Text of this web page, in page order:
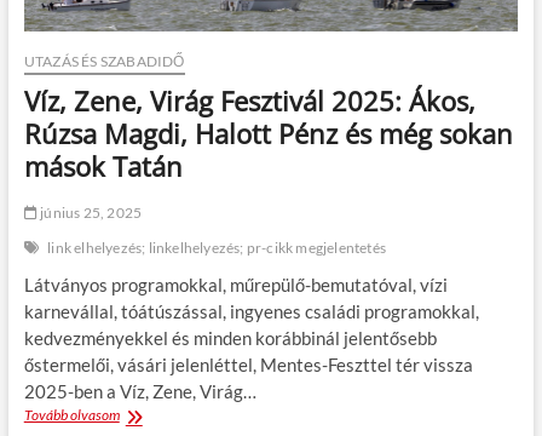
s
a
n
a
r
e
p
ü
é
r
!
–
a
B
u
d
a
UTAZÁS ÉS SZABADIDŐ
Víz, Zene, Virág Fesztivál 2025: Ákos,
Rúzsa Magdi, Halott Pénz és még sokan
mások Tatán
június 25, 2025
link elhelyezés; linkelhelyezés; pr-cikk megjelentetés
Látványos programokkal, műrepülő-bemutatóval, vízi
karnevállal, tóátúszással, ingyenes családi programokkal,
kedvezményekkel és minden korábbinál jelentősebb
őstermelői, vásári jelenléttel, Mentes-Feszttel tér vissza
2025-ben a Víz, Zene, Virág…
Tovább olvasomV